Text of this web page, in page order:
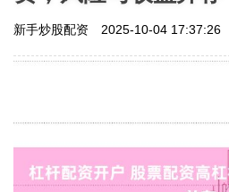
新手炒股配资 2025-10-04 17:37:26